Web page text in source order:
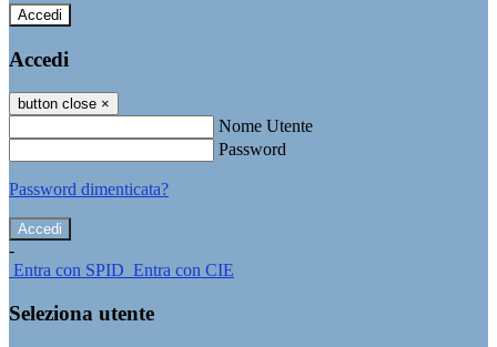
Accedi
Accedi
button close ×
Nome Utente
Password
Password dimenticata?
-
Entra con SPID Entra con CIE
Seleziona utente